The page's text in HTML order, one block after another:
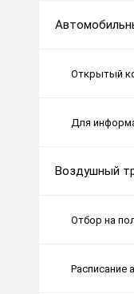
Открытый
Для
Воздушный
Отбор на
Расписание